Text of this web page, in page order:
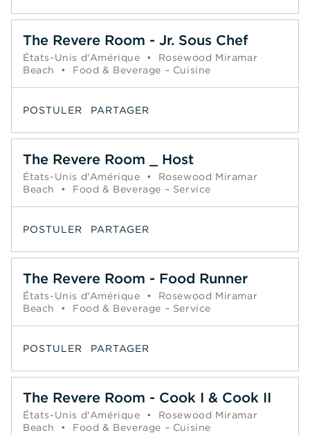
The Revere Room - Jr. Sous Chef
États-Unis d'Amérique •
Rosewood Miramar
Beach
• Food & Beverage – Cuisine
POSTULER PARTAGER
The Revere Room _ Host
États-Unis d'Amérique •
Rosewood Miramar
Beach
• Food & Beverage – Service
POSTULER PARTAGER
The Revere Room - Food Runner
États-Unis d'Amérique •
Rosewood Miramar
Beach
• Food & Beverage – Service
POSTULER PARTAGER
The Revere Room - Cook I & Cook II
États-Unis d'Amérique •
Rosewood Miramar
Beach
• Food & Beverage – Cuisine